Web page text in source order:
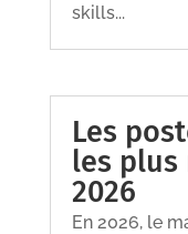
skills...
Les
les plus
2026
En 2026, le